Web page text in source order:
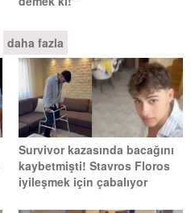
daha fazla
Survivor kazasında bacağını
kaybetmişti! Stavros Floros
iyileşmek için çabalıyor